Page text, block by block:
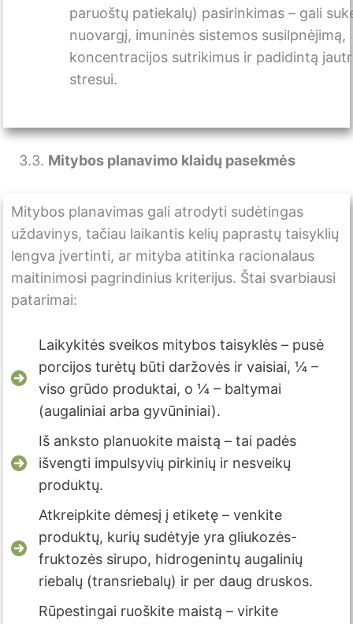
paruoštų patiekalų) pasirinkimas – gali
nuovargį, imuninės sistemos susilpnėjimą,
koncentracijos sutrikimus ir padidintą
stresui.
3.3. Mitybos planavimo klaidų pasekmės
Mitybos planavimas gali atrodyti sudėtingas
uždavinys, tačiau laikantis kelių paprastų taisyklių
lengva įvertinti, ar mityba atitinka racionalaus
maitinimosi pagrindinius kriterijus. Štai svarbiausi
patarimai:
Laikykitės sveikos mitybos taisyklės – pusė
porcijos turėtų būti daržovės ir vaisiai, ¼ –
viso grūdo produktai, o ¼ – baltymai
(augaliniai arba gyvūniniai).
Iš anksto planuokite maistą – tai padės
išvengti impulsyvių pirkinių ir nesveikų
produktų.
Atkreipkite dėmesį į etiketę – venkite
produktų, kurių sudėtyje yra gliukozės-
fruktozės sirupo, hidrogenintų augalinių
riebalų (transriebalų) ir per daug druskos.
Rūpestingai ruoškite maistą – virkite